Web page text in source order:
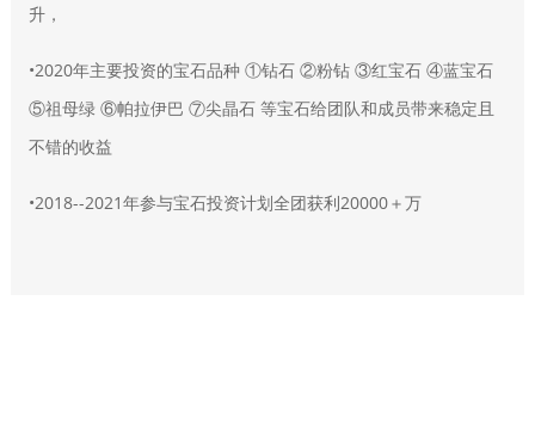
升，
•2020年主要投资的宝石品种 ①钻石 ②粉钻 ③红宝石 ④蓝宝石
⑤祖母绿 ⑥帕拉伊巴 ⑦尖晶石 等宝石给团队和成员带来稳定且
不错的收益
•2018--2021年参与宝石投资计划全团获利20000＋万